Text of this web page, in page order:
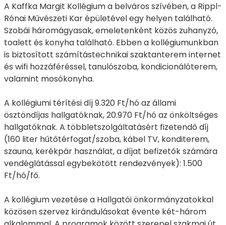
A Kaffka Margit Kollégium a belváros szívében, a Rippl-
Rónai Művészeti Kar épületével egy helyen található.
Szobái háromágyasak, emeletenként közös zuhanyzó,
toalett és konyha található. Ebben a kollégiumunkban
is biztosított számítástechnikai szaktanterem internet
és wifi hozzáféréssel, tanulószoba, kondicionálóterem,
valamint mosókonyha.
A kollégiumi térítési díj 9.320 Ft/hó az állami
ösztöndíjas hallgatóknak, 20.970 Ft/hó az önköltséges
hallgatóknak. A többletszolgáltatásért fizetendő díj
(160 liter hűtőtérfogat/szoba, kábel TV, konditerem,
szauna, kerékpár használat, a díjat befizetők számára
vendéglátással egybekötött rendezvények): 1.500
Ft/hó/fő.
A kollégium vezetése a Hallgatói önkormányzatokkal
közösen szervez kirándulásokat évente két-három